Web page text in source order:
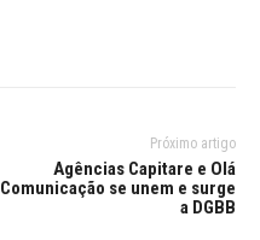
Próximo artigo
Agências Capitare e Olá
Comunicação se unem e surge
a DGBB